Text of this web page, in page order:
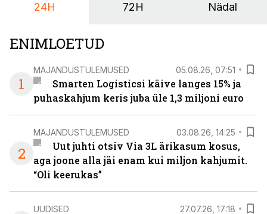
24H 72H Nädal
ENIMLOETUD
1
MAJANDUSTULEMUSED 05.08.26, 07:51
Smarten Logisticsi käive langes 15% ja
puhaskahjum keris juba üle 1,3 miljoni euro
2
MAJANDUSTULEMUSED 03.08.26, 14:25
Uut juhti otsiv Via 3L ärikasum kosus,
aga joone alla jäi enam kui miljon kahjumit.
“Oli keerukas”
UUDISED 27.07.26, 17:18